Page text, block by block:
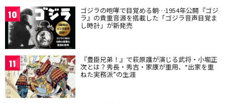
10 ゴジラの咆哮で目覚める朝…1954年公開『ゴジ
ラ』の貴重音源を搭載した「ゴジラ音声目覚ま
し時計」が新発売
11 『豊臣兄弟！』で萩原護が演じる武将・小堀正
次とは？秀長・秀吉・家康が重用、“出家を重
ねた実務派”の生涯